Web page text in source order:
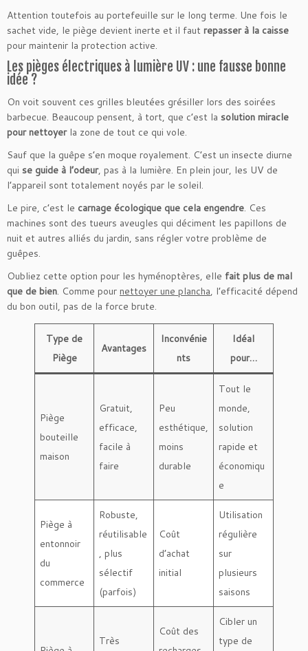
Attention toutefois au portefeuille sur le long terme. Une fois le
sachet vide, le piège devient inerte et il faut repasser à la caisse
pour maintenir la protection active.
Les pièges électriques à lumière UV : une fausse bonne
idée ?
On voit souvent ces grilles bleutées grésiller lors des soirées
barbecue. Beaucoup pensent, à tort, que c’est la solution miracle
pour nettoyerla zone de tout ce qui vole.
Sauf que la guêpe s’en moque royalement. C’est un insecte diurne
qui se guide à l’odeur, pas à la lumière. En plein jour, les UV de
l’appareil sont totalement noyés par le soleil.
Le pire, c’est le carnage écologique que cela engendre. Ces
machines sont des tueurs aveugles qui déciment les papillons de
nuit et autres alliés du jardin, sans régler votre problème de
guêpes.
Oubliez cette option pour les hyménoptères, elle fait plus de mal
que de bien. Comme pour nettoyer une plancha, l’efficacité dépend
du bon outil, pas de la force brute.
Type de
Piège
Avantages
Inconvénie
nts
Idéal
pour…
Piège
bouteille
maison
Gratuit,
efficace,
facile à
faire
Peu
esthétique,
moins
durable
Tout le
monde,
solution
rapide et
économiqu
e
Piège à
entonnoir
du
commerce
Robuste,
réutilisable
, plus
sélectif
(parfois)
Coût
d’achat
initial
Utilisation
régulière
sur
plusieurs
saisons
Très
Coût des
Cibler un
type de